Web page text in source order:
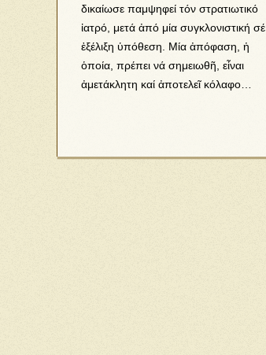
δικαίωσε παμψηφεί τόν στρατιωτικό
ἰατρό, μετά ἀπό μία συγκλονιστική σέ
ἐξέλιξη ὑπόθεση. Μία ἀπόφαση, ἡ
ὁποία, πρέπει νά σημειωθῆ, εἶναι
ἀμετάκλητη καί ἀποτελεῖ κόλαφο…